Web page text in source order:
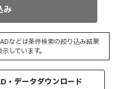
み
などは条件検索の絞り込み結果
しています。
・データダウンロード